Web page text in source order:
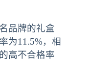
品牌的礼盒
为11.5%，相
高不合格率